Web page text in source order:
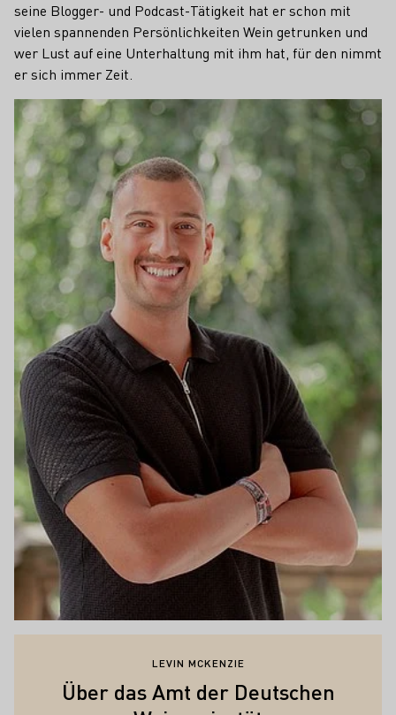
seine Blogger- und Podcast-Tätigkeit hat er schon mit
vielen spannenden Persönlichkeiten Wein getrunken und
wer Lust auf eine Unterhaltung mit ihm hat, für den nimmt
er sich immer Zeit.
LEVIN MCKENZIE
Über das Amt der Deutschen